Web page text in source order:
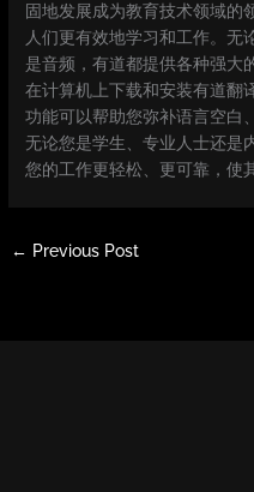
固地发展成为教育技术领域的
人们更有效地学习和工作。无
是音频，有道都提供各种强大
在计算机上下载和安装有道翻
功能可以帮助您弥补语言空白
无论您是学生、专业人士还是
您的工作更轻松、更可靠，使
← Previous Post